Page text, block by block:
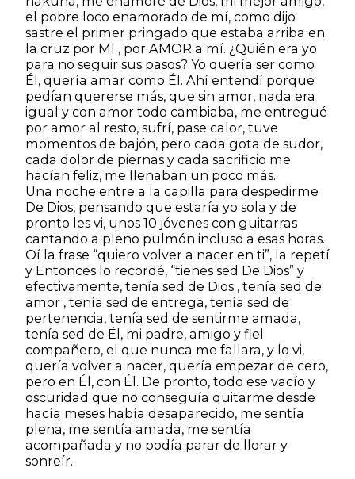
el pobre loco enamorado de mí, como dijo
sastre el primer pringado que estaba arriba en
la cruz por MI , por AMOR a mí. ¿Quién era yo
para no seguir sus pasos? Yo quería ser como
Él, quería amar como Él. Ahí entendí porque
pedían quererse más, que sin amor, nada era
igual y con amor todo cambiaba, me entregué
por amor al resto, sufrí, pase calor, tuve
momentos de bajón, pero cada gota de sudor,
cada dolor de piernas y cada sacrificio me
hacían feliz, me llenaban un poco más.
Una noche entre a la capilla para despedirme
De Dios, pensando que estaría yo sola y de
pronto les vi, unos 10 jóvenes con guitarras
cantando a pleno pulmón incluso a esas horas.
Oí la frase “quiero volver a nacer en ti”, la repetí
y Entonces lo recordé, “tienes sed De Dios” y
efectivamente, tenía sed de Dios , tenía sed de
amor , tenía sed de entrega, tenía sed de
pertenencia, tenía sed de sentirme amada,
tenía sed de Él, mi padre, amigo y fiel
compañero, el que nunca me fallara, y lo vi,
quería volver a nacer, quería empezar de cero,
pero en Él, con Él. De pronto, todo ese vacío y
oscuridad que no conseguía quitarme desde
hacía meses había desaparecido, me sentía
plena, me sentía amada, me sentía
acompañada y no podía parar de llorar y
sonreír.